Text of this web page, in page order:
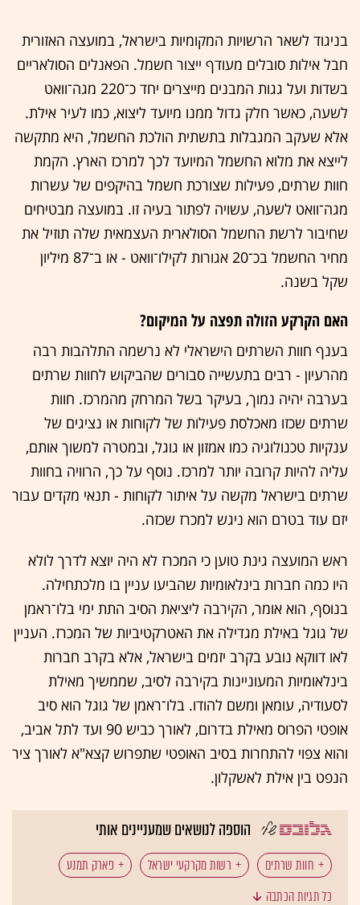
בניגוד לשאר הרשויות המקומיות בישראל, במועצה האזורית
חבל אילות סובלים מעודף ייצור חשמל. הפאנלים הסולאריים
בשדות ועל גגות המבנים מייצרים יחד כ־220 מגה־וואט
לשעה, כאשר חלק גדול ממנו מיועד ליצוא, כמו לעיר אילת.
אלא שעקב המגבלות בתשתית הולכת החשמל, היא מתקשה
לייצא את מלוא החשמל המיועד לכך למרכז הארץ. הקמת
חוות שרתים, פעילות שצורכת חשמל בהיקפים של עשרות
מגה־וואט לשעה, עשויה לפתור בעיה זו. במועצה מבטיחים
שחיבור לרשת החשמל הסולארית העצמאית שלה תוזיל את
מחיר החשמל בכ־20 אגורות לקילו־וואט - או ב־87 מיליון
שקל בשנה.
האם הקרקע הזולה תפצה על המיקום?
בענף חוות השרתים הישראלי לא נרשמה התלהבות רבה
מהרעיון - רבים בתעשייה סבורים שהביקוש לחוות שרתים
בערבה יהיה נמוך, בעיקר בשל המרחק מהמרכז. חוות
שרתים שכזו מאכלסת פעילות של לקוחות או נציגים של
ענקיות טכנולוגיה כמו אמזון או גוגל, ובמטרה למשוך אותם,
עליה להיות קרובה יותר למרכז. נוסף על כך, הרוויה בחוות
שרתים בישראל מקשה על איתור לקוחות - תנאי מקדים עבור
יזם עוד בטרם הוא ניגש למכרז שכזה.
ראש המועצה גינת טוען כי המכרז לא היה יוצא לדרך לולא
היו כמה חברות בינלאומיות שהביעו עניין בו מלכתחילה.
בנוסף, הוא אומר, הקירבה ליציאת הסיב התת ימי בלו־ראמן
של גוגל באילת מגדילה את האטרקטיביות של המכרז. העניין
לאו דווקא נובע בקרב יזמים בישראל, אלא בקרב חברות
בינלאומיות המעוניינות בקירבה לסיב, שממשיך מאילת
לסעודיה, עומאן ומשם להודו. בלו־ראמן של גוגל הוא סיב
אופטי הפרוס מאילת בדרום, לאורך כביש 90 ועד לתל אביב,
והוא צפוי להתחרות בסיב האופטי שתפרוש קצא"א לאורך ציר
הנפט בין אילת לאשקלון.
הוספה לנושאים שמעניינים אותי
חוות שרתים רשות מקרקעי ישראל פארק תמנע
כל תגיות הכתבה